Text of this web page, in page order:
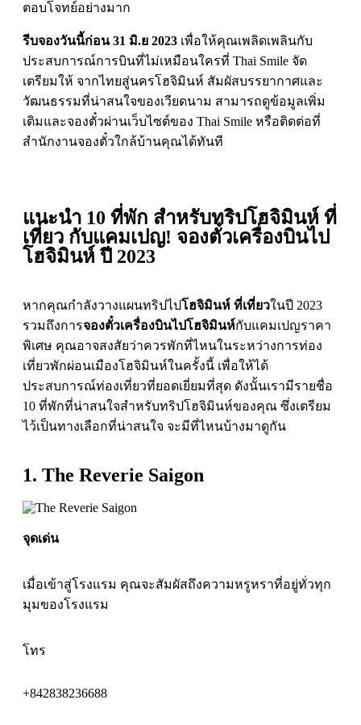
ตอบโจทย์อย่างมาก
รีบจองวันนี้ก่อน 31 มิ.ย 2023 เพื่อให้คุณเพลิดเพลินกับ
ประสบการณ์การบินที่ไม่เหมือนใครที่ Thai Smile จัด
เตรียมให้ จากไทยสู่นครโฮจิมินห์ สัมผัสบรรยากาศและ
วัฒนธรรมที่น่าสนใจของเวียดนาม สามารถดูข้อมูลเพิ่ม
เติมและจองตั๋วผ่านเว็บไซต์ของ Thai Smile หรือติดต่อที่
สำนักงานจองตั๋วใกล้บ้านคุณได้ทันที
แนะนำ 10 ที่พัก สำหรับทริปโฮจิมินห์ ที่
เที่ยว กับแคมเปญ! จองตั๋วเครื่องบินไป
โฮจิมินห์ ปี 2023
หากคุณกำลังวางแผนทริปไปโฮจิมินห์ ที่เที่ยวในปี 2023
รวมถึงการจองตั๋วเครื่องบินไปโฮจิมินห์กับแคมเปญราคา
พิเศษ คุณอาจสงสัยว่าควรพักที่ไหนในระหว่างการท่อง
เที่ยวพักผ่อนเมืองโฮจิมินห์ในครั้งนี้ เพื่อให้ได้
ประสบการณ์ท่องเที่ยวที่ยอดเยี่ยมที่สุด ดังนั้นเรามีรายชื่อ
10 ที่พักที่น่าสนใจสำหรับทริปโฮจิมินห์ของคุณ ซึ่งเตรียม
ไว้เป็นทางเลือกที่น่าสนใจ จะมีที่ไหนบ้างมาดูกัน
1. The Reverie Saigon
จุดเด่น
เมื่อเข้าสู่โรงแรม คุณจะสัมผัสถึงความหรูหราที่อยู่ทั่วทุก
มุมของโรงแรม
โทร
+842838236688